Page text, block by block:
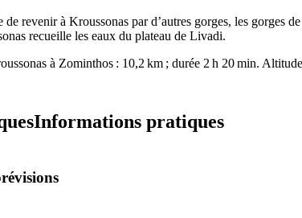
revenir à Kroussonas par d’autres gorges, les gorges
recueille les eaux du plateau de Livadi.
à Zominthos : 10,2 km ; durée 2 h 20 min.
Informations pratiques